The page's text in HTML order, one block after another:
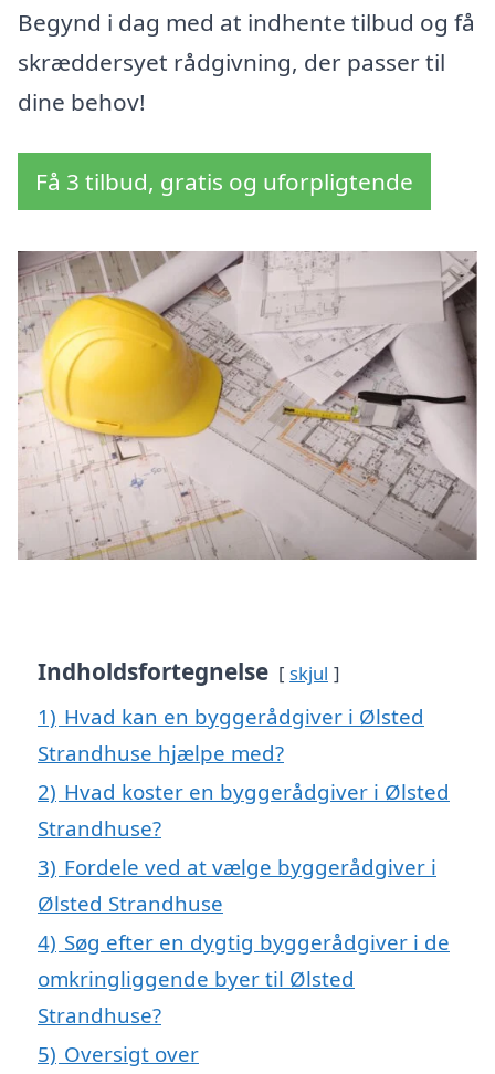
Begynd i dag med at indhente tilbud og få
skræddersyet rådgivning, der passer til
dine behov!
Få 3 tilbud, gratis og uforpligtende
Indholdsfortegnelse skjul
1) Hvad kan en byggerådgiver i Ølsted
Strandhuse hjælpe med?
2) Hvad koster en byggerådgiver i Ølsted
Strandhuse?
3) Fordele ved at vælge byggerådgiver i
Ølsted Strandhuse
4) Søg efter en dygtig byggerådgiver i de
omkringliggende byer til Ølsted
Strandhuse?
5) Oversigt over